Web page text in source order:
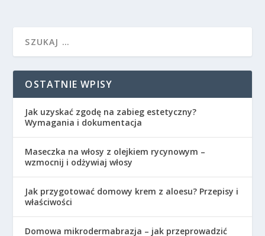
OSTATNIE WPISY
Jak uzyskać zgodę na zabieg estetyczny?
Wymagania i dokumentacja
Maseczka na włosy z olejkiem rycynowym –
wzmocnij i odżywiaj włosy
Jak przygotować domowy krem z aloesu? Przepisy i
właściwości
Domowa mikrodermabrazja – jak przeprowadzić